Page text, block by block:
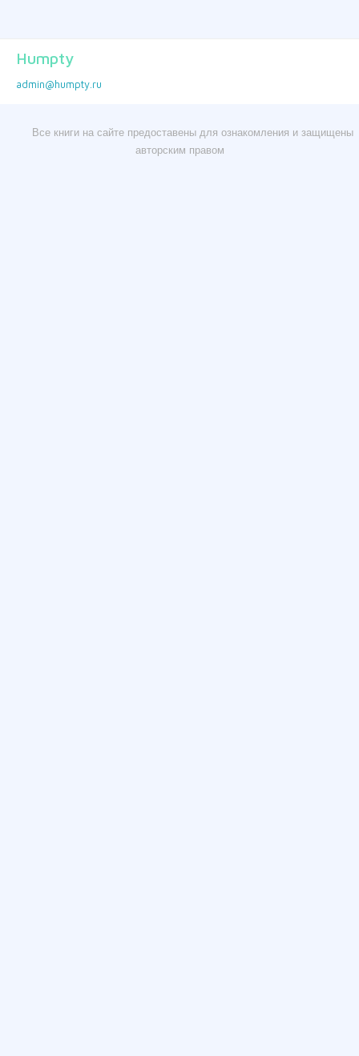
Humpty
admin@humpty.ru
Все книги на сайте предоставены для ознакомления и защищены
авторским правом